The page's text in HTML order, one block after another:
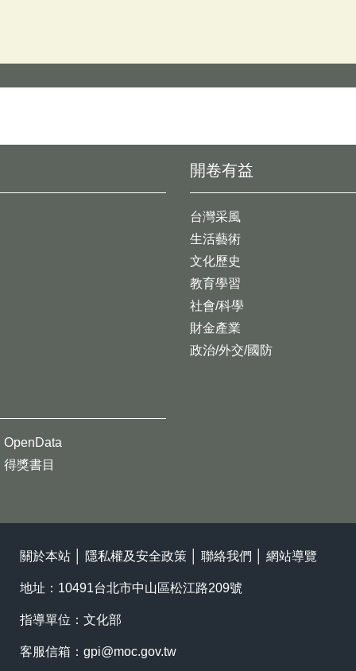
開卷有益
台灣采風
生活藝術
文化歷史
教育學習
社會/科學
財金產業
政治/外交/國防
OpenData
得獎書目
關於本站 隱私權及安全政策 聯絡我們 網站導覽
地址：10491台北市中山區松江路209號
指導單位：文化部
客服信箱： gpi@moc.gov.tw